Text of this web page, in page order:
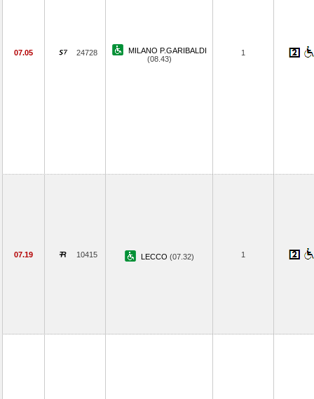
07.05 24728
MILANO P.GARIBALDI
(08.43)
1
07.19 10415 LECCO (07.32) 1